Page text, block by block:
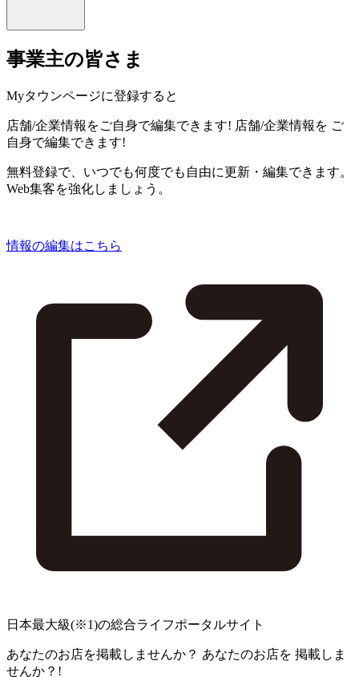
事業主の皆さま
Myタウンページに登録すると
店舗/企業情報をご自身で編集できます! 店舗/企業情報を ご
自身で編集できます!
無料登録で、いつでも何度でも自由に更新・編集できます。
Web集客を強化しましょう。
情報の編集はこちら
日本最大級(※1)の総合ライフポータルサイト
あなたのお店を掲載しませんか？ あなたのお店を 掲載しま
せんか？!